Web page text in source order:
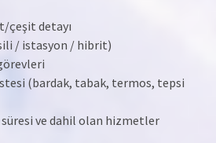
çeşit detayı
/ istasyon / hibrit)
(bardak, tabak, termos, tepsi
ve dahil olan hizmetler